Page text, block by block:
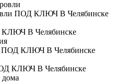
ПОД КЛЮЧ В Челябинске
В Челябинске
ПОД КЛЮЧ В Челябинске
КЛЮЧ В Челябинске